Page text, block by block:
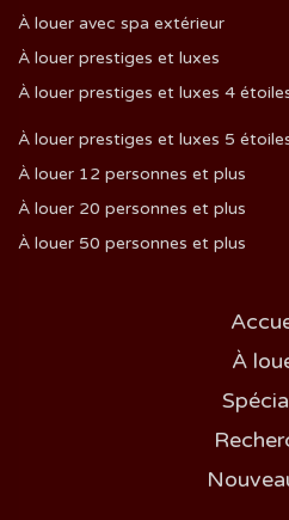
À louer avec spa extérieur
À louer prestiges et luxes
À louer prestiges et luxes 4
À louer prestiges et luxes 5
À louer 12 personnes et plus
À louer 20 personnes et plus
À louer 50 personnes et plus
À